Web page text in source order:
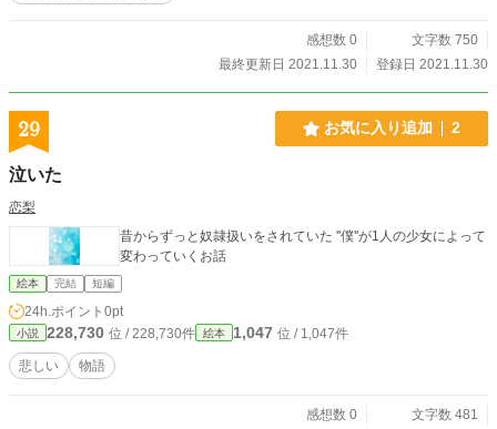
感想数 0
文字数 750
最終更新日 2021.11.30
登録日 2021.11.30
29 お気に入り追加 2
泣いた
恋梨
昔からずっと奴隷扱いをされていた ''僕''が1人の少女によって
変わっていくお話
絵本 完結 短編
24h.ポイント 0pt
小説 228,730 位 / 228,730件 絵本 1,047 位 / 1,047件
悲しい 物語
感想数 0
文字数 481